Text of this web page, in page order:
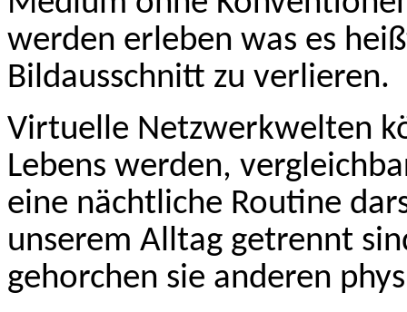
werden erleben was es
Bildausschnitt zu verlieren.
Virtuelle Netzwerkwelten
Lebens werden,
eine nächtliche Routine
unserem Alltag getrennt
gehorchen sie anderen